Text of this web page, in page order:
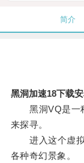
简介
黑洞加速18下载
黑洞VQ是一种
来探寻。
进入这个虚拟
各种奇幻景象。